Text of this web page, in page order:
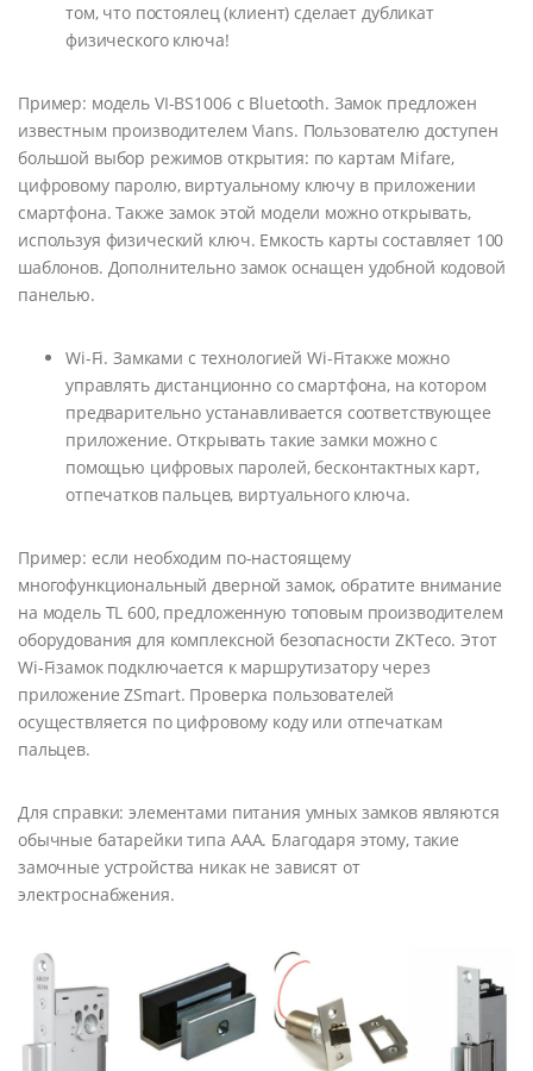
том, что постоялец (клиент) сделает дубликат
физического ключа!
Пример: модель VI-BS1006 с Bluetooth. Замок предложен
известным производителем Vians. Пользователю доступен
большой выбор режимов открытия: по картам Mifare,
цифровому паролю, виртуальному ключу в приложении
смартфона. Также замок этой модели можно открывать,
используя физический ключ. Емкость карты составляет 100
шаблонов. Дополнительно замок оснащен удобной кодовой
панелью.
Wi-Fi. Замками с технологией Wi-Fiтакже можно
управлять дистанционно со смартфона, на котором
предварительно устанавливается соответствующее
приложение. Открывать такие замки можно с
помощью цифровых паролей, бесконтактных карт,
отпечатков пальцев, виртуального ключа.
Пример: если необходим по-настоящему
многофункциональный дверной замок, обратите внимание
на модель TL 600, предложенную топовым производителем
оборудования для комплексной безопасности ZKTeco. Этот
Wi-Fiзамок подключается к маршрутизатору через
приложение ZSmart. Проверка пользователей
осуществляется по цифровому коду или отпечаткам
пальцев.
Для справки: элементами питания умных замков являются
обычные батарейки типа ААА. Благодаря этому, такие
замочные устройства никак не зависят от
электроснабжения.